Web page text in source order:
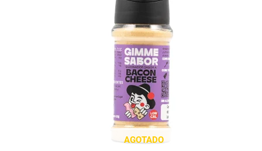
AGOTADO